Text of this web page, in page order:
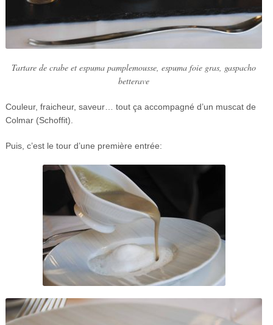
Tartare de crabe et espuma pamplemousse, espuma foie gras, gaspacho
betterave
Couleur, fraicheur, saveur… tout ça accompagné d’un muscat de
Colmar (Schoffit).
Puis, c’est le tour d’une première entrée: